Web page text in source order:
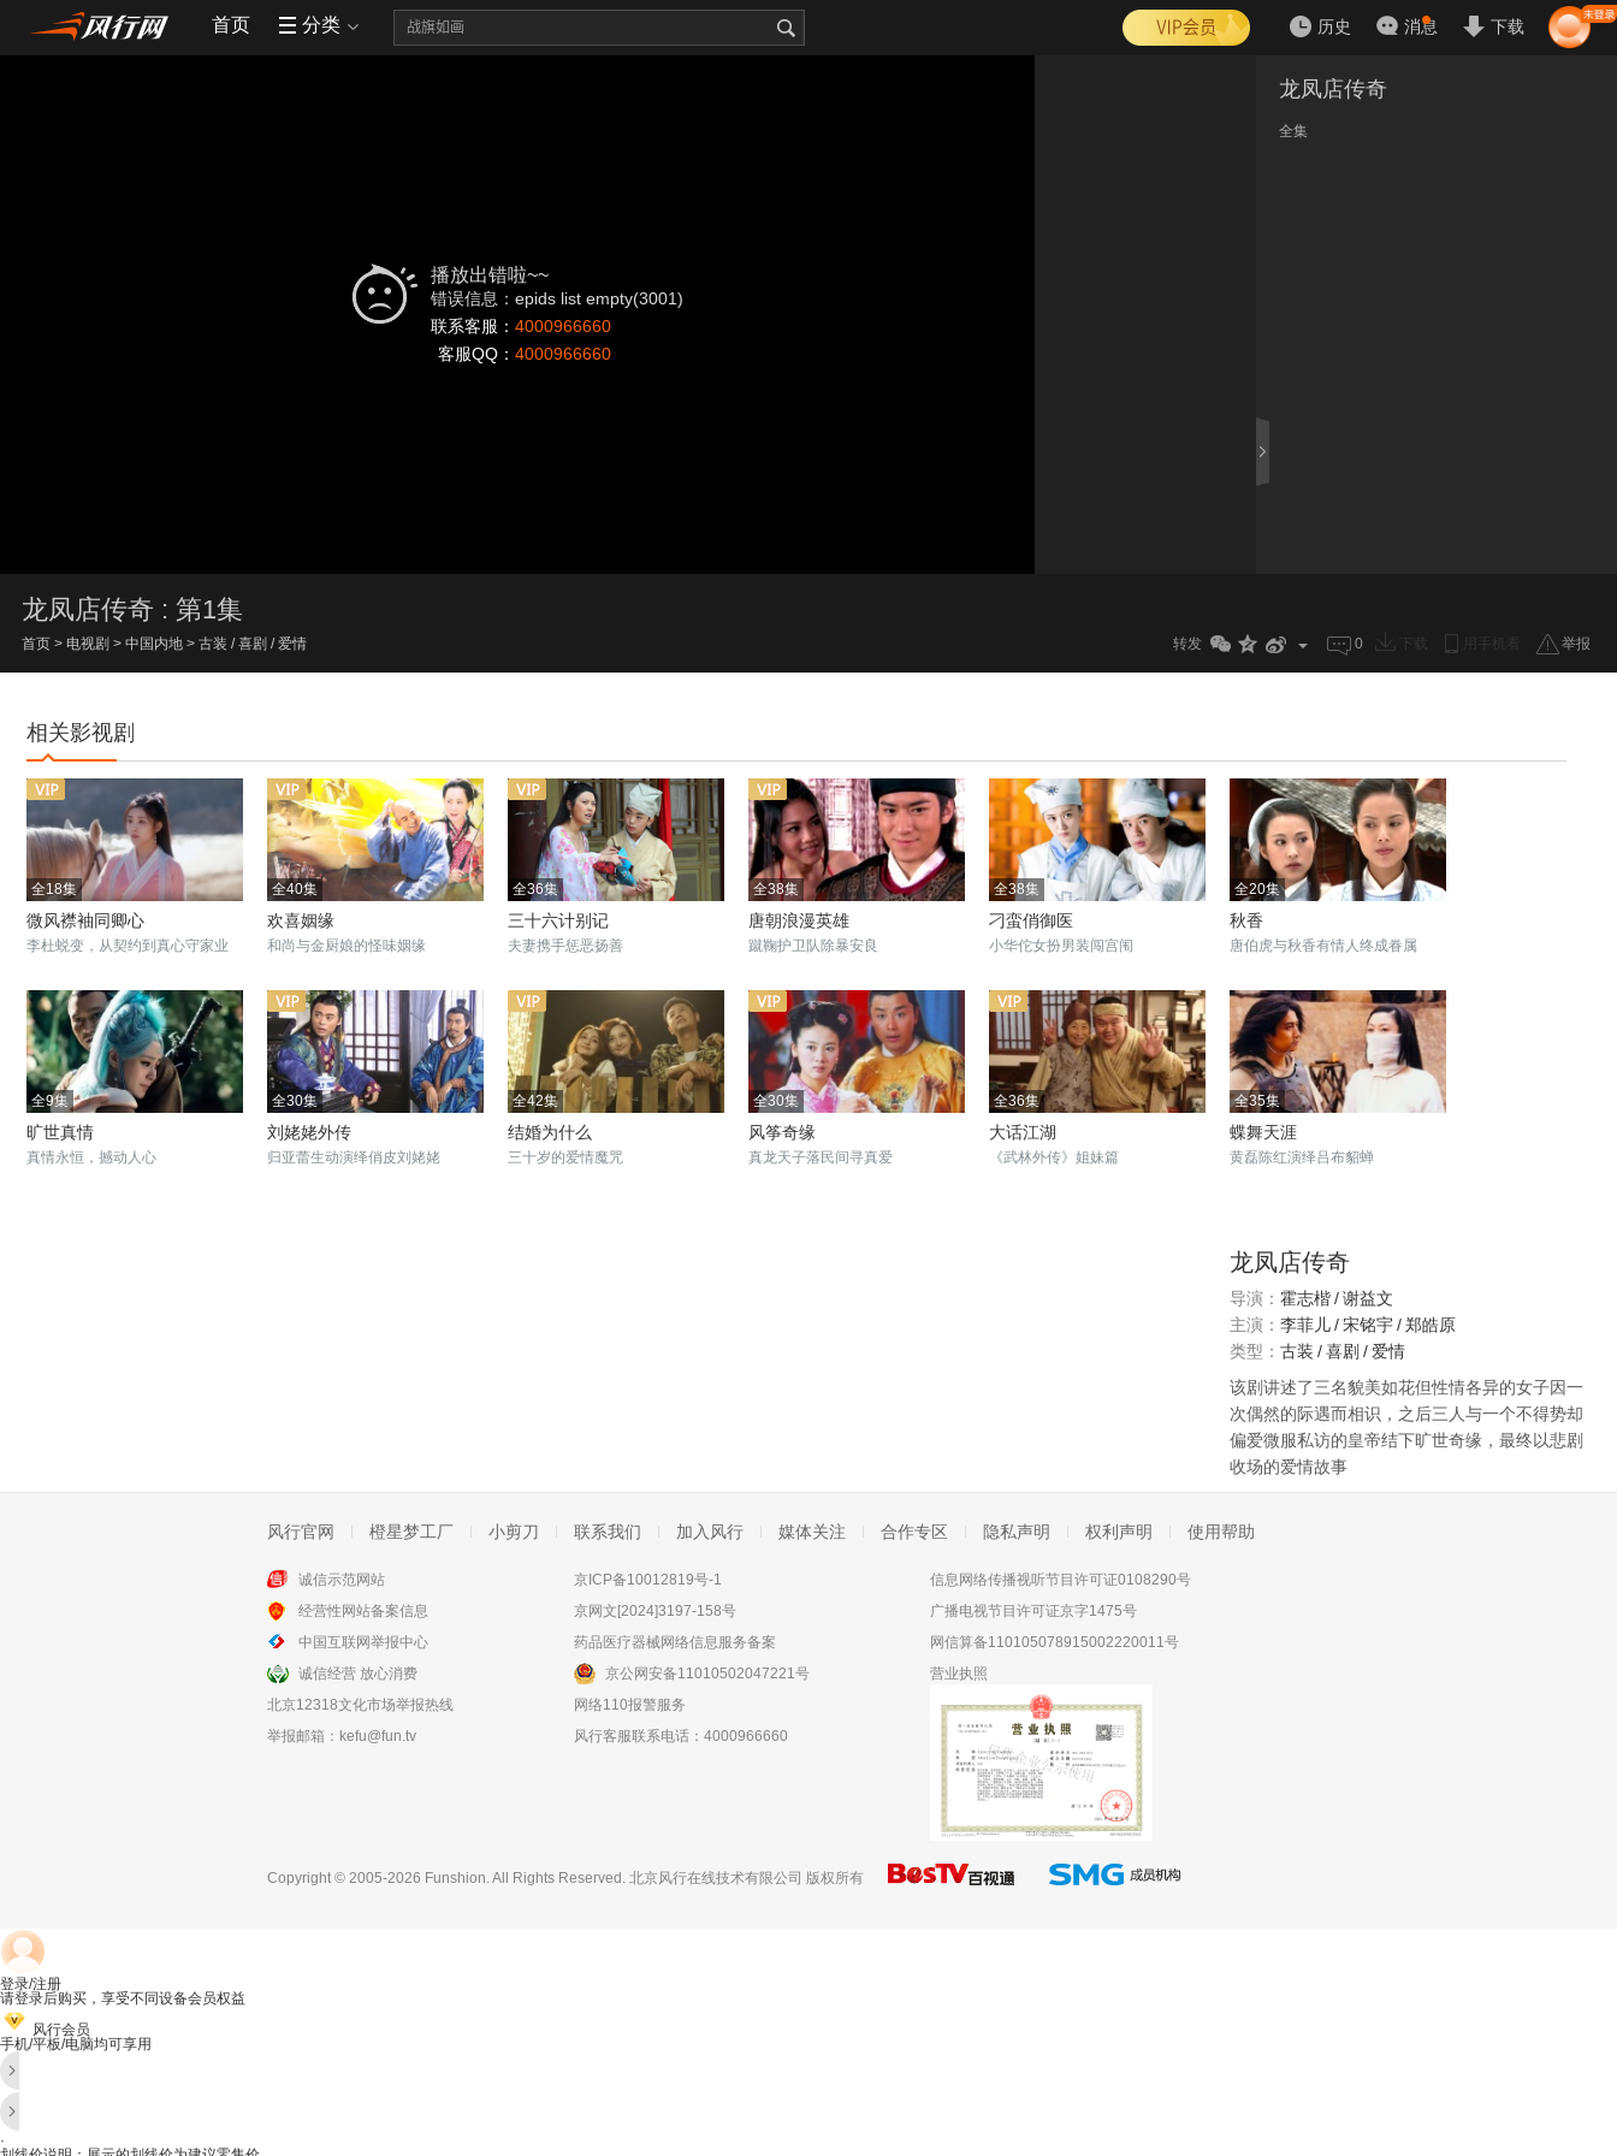
首页 分类 历史 消息 下载
播放出错啦~~
错误信息：epids list empty(3001)
联系客服： 4000966660
客服QQ： 4000966660
龙凤店传奇
全集
37 38
龙凤店传奇 : 第1集
首页 > 电视剧 > 中国内地 > 古装 / 喜剧 / 爱情 转发 0 举报
相关影视剧
全18集
微风襟袖同卿心
李杜蜕变，从契约到真心守家业
全40集
欢喜姻缘
和尚与金厨娘的怪味姻缘
全36集
三十六计别记
夫妻携手惩恶扬善
全38集
唐朝浪漫英雄
蹴鞠护卫队除暴安良
全38集
刁蛮俏御医
小华佗女扮男装闯宫闱
全20集
秋香
唐伯虎与秋香有情人终成眷属
全9集
旷世真情
真情永恒，撼动人心
全30集
刘姥姥外传
归亚蕾生动演绎俏皮刘姥姥
全42集
结婚为什么
三十岁的爱情魔咒
全30集
风筝奇缘
真龙天子落民间寻真爱
全36集
大话江湖
《武林外传》姐妹篇
全35集
蝶舞天涯
黄磊陈红演绎吕布貂蝉
龙凤店传奇
导演： 霍志楷/谢益文
主演： 李菲儿/宋铭宇/郑皓原
类型： 古装 /喜剧 / 爱情
该剧讲述了三名貌美如花但性情各异的女子因一
次偶然的际遇而相识，之后三人与一个不得势却
偏爱微服私访的皇帝结下旷世奇缘，最终以悲剧
收场的爱情故事
风行官网 橙星梦工厂 小剪刀 联系我们 加入风行 媒体关注 合作专区 隐私声明 权利声明 使用帮助
诚信示范网站
经营性网站备案信息
中国互联网举报中心
诚信经营 放心消费
北京12318文化市场举报热线
举报邮箱： kefu@fun.tv
京ICP备10012819号-1
京网文[2024]3197-158号
药品医疗器械网络信息服务备案
京公网安备11010502047221号
网络110报警服务
风行客服联系电话：4000966660
信息网络传播视听节目许可证0108290号
广播电视节目许可证京字1475号
网信算备110105078915002220011号
营业执照
Copyright © 2005-2026 Funshion. All Rights Reserved. 北京风行在线技术有限公司 版权所有
登录/注册
请登录后购买，享受不同设备会员权益
风行会员
手机/平板/电脑均可享用
·